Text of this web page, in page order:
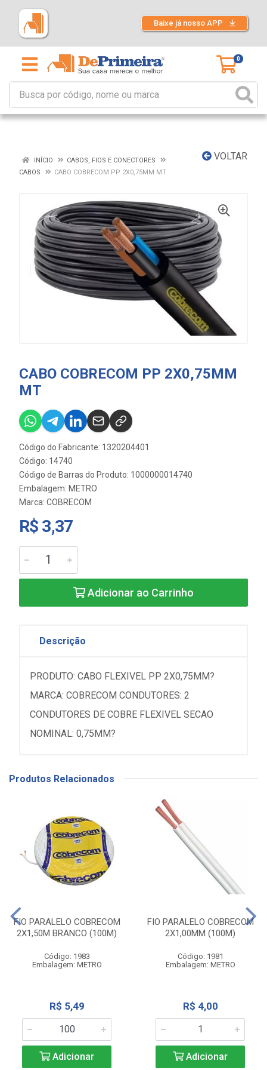
Baixe já nosso APP
0
VOLTAR
INÍCIO
CABOS, FIOS E CONECTORES
CABOS
CABO COBRECOM PP 2X0,75MM MT
CABO COBRECOM PP 2X0,75MM
MT
Código do Fabricante: 1320204401
Código: 14740
Código de Barras do Produto: 1000000014740
Embalagem: METRO
Marca: COBRECOM
R$ 3,37
Adicionar ao Carrinho
Descrição
PRODUTO: CABO FLEXIVEL PP 2X0,75MM?
MARCA: COBRECOM CONDUTORES: 2
CONDUTORES DE COBRE FLEXIVEL SECAO
NOMINAL: 0,75MM?
Produtos Relacionados
FIO PARALELO COBRECOM
2X1,50M BRANCO (100M)
Código: 1983
Embalagem: METRO
R$ 5,49
Adicionar
FIO PARALELO COBRECOM
2X1,00MM (100M)
Código: 1981
Embalagem: METRO
R$ 4,00
Adicionar